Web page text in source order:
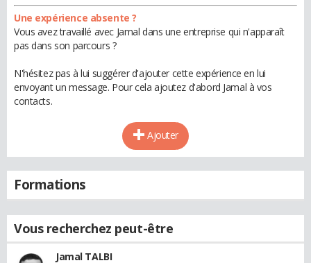
Une expérience absente ?
Vous avez travaillé avec Jamal dans une entreprise qui n'apparaît
pas dans son parcours ?
N'hésitez pas à lui suggérer d'ajouter cette expérience en lui
envoyant un message. Pour cela ajoutez d'abord Jamal à vos
contacts.
Ajouter
Formations
Vous recherchez peut-être
Jamal TALBI